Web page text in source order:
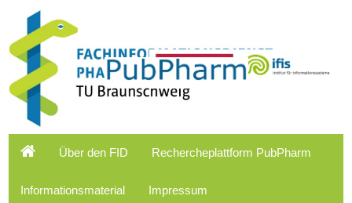
Über den FID Rechercheplattform PubPharm
Informationsmaterial Impressum